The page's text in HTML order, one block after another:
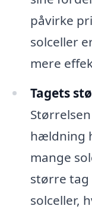
påvirke
solceller
mere
Tagets
hældning
mange
større
solceller,